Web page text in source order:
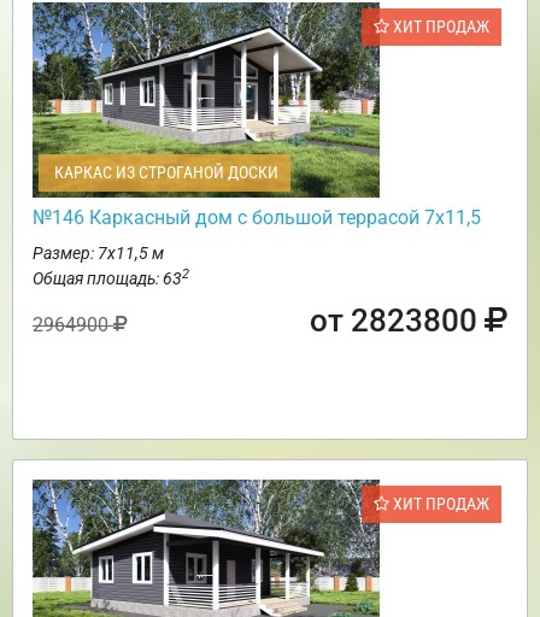
ХИТ ПРОДАЖ
КАРКАС ИЗ СТРОГАНОЙ ДОСКИ
№146 Каркасный дом с большой террасой 7х11,5
Размер: 7х11,5 м
Общая площадь: 632
2964900 от 2823800
ХИТ ПРОДАЖ